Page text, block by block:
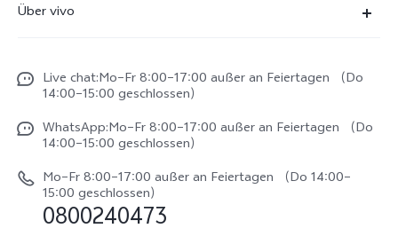
X300
V70
V70 FE
Y31e 5G
vivo Buds Air3
Funtouch OS
IMEI-Authentifizierung
System Verbesserung
Reparaturerfassung
Benutzerhandbuch
Über vivo
Impressum
Rechtliche Hinweise
vivo Datenschutzcenter
Live chat:Mo–Fr 8:00–17:00 außer an Feiertagen （Do
14:00–15:00 geschlossen）
WhatsApp:Mo–Fr 8:00–17:00 außer an Feiertagen （Do
14:00–15:00 geschlossen）
Mo–Fr 8:00–17:00 außer an Feiertagen （Do 14:00–
15:00 geschlossen）
0800240473